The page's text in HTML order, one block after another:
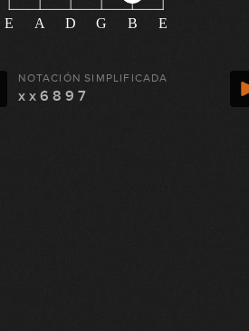
E A D G B E
NOTACIÓN SIMPLIFICADA
x x 6 8 9 7